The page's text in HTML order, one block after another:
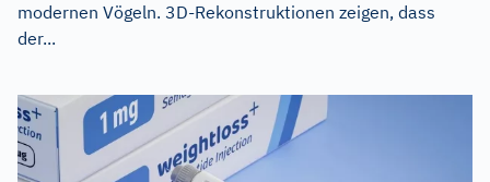
modernen Vögeln. 3D-Rekonstruktionen zeigen, dass
der...